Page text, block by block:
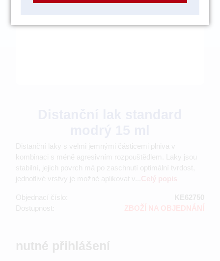
Distanční laky s velmi jemnými částicemi plniva v
kombinaci s méně agresivním rozpouštědlem. Laky jsou
stabilní, jejich povrch má po zaschnutí optimální tvrdost,
jednotlivé vrstvy je možné aplikovat v...
Objednací číslo:
KE62750
Dostupnost:
ZBOŽÍ NA OBJEDNÁNÍ
nutné přihlášení